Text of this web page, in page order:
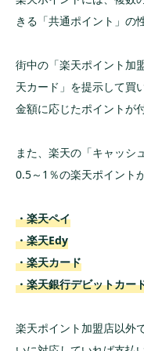
きる「共通ポイント」の
街中の「楽天ポイント加
天カード」を提示して買
金額に応じたポイントが
また、楽天の「キャッシ
0.5～1％の楽天ポイント
・楽天ペイ
・楽天Edy
・楽天カード
・楽天銀行デビットカー
楽天ポイント加盟店以外